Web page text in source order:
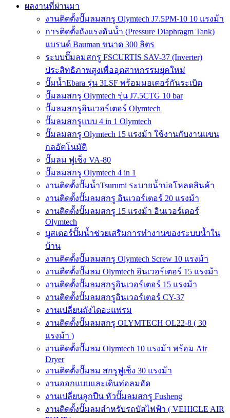
ผลงานที่ผ่านมา
งานติดตั้งปั๊มลมสกรู Olymtech J7.5PM-10 10 แรงม้า
การติดตั้งถังแรงดันน้ำ (Pressure Diaphragm Tank)
แบรนด์ Bauman ขนาด 300 ลิตร
ระบบปั๊มลมสกรู FSCURTIS SAV-37 (Inverter)
ประสิทธิภาพสูงเพื่ออุตสาหกรรมยุคใหม่
ปั๊มน้ำEbara รุ่น 3LSF พร้อมมอเตอร์กันระเบิด
ปั๊มลมสกรู Olymtech รุ่น J7.5CTG 10 bar
ปั๊มลมสกรูอินเวอร์เตอร์ Olymtech
ปั๊มลมสกรูแบบ 4 in 1 Olymtech
ปั๊มลมสกรู Olymtech 15 แรงม้า ใช้งานกับงานแขน
กลอัตโนมัติ
ปั๊มลม ฟูเช็ง VA-80
ปั๊มลมสกรู Olymtech 4 in 1
งานติดตั้งปั๊มน้ำTsurumi ระบายน้ำบ่อโหลดสินค้า
งานติดตั้งปั๊มลมสกรู อินเวอร์เตอร์ 20 แรงม้า
งานติดตั้งปั๊มลมสกรู 15 แรงม้า อินเวอร์เตอร์
Olymtech
บูสเตอร์ปั๊มน้ำช่วยเสริมการทำงานของระบบน้ำใน
บ้าน
งานติดตั้งปั๊มลมสกรู Olymtech Screw 10 แรงม้า
งานตืดตั้งปั๊มลม Olymtech อินเวอร์เตอร์ 15 แรงม้า
งานติดตั้งปั๊มลมสกรูอินเวอร์เตอร์ 15 แรงม้า
งานติดตั้งปั๊มลมสกรูอินเวอร์เตอร์ CY-37
งานเปลี่ยนถังไดอะแฟรม
งานติดตั้งปั๊มลมสกรู OLYMTECH OL22-8 ( 30
แรงม้า )
งานติดตั้งปั๊มลม Olymtech 10 แรงม้า พร้อม Air
Dryer
งานติดตั้งปั๊มลม สกรูฟูเช็ง 30 แรงม้า
งานออกแบบและเดินท่อลมอัด
งานเปลี่ยนลูกปืน หัวปั๊มลมสกรู Fusheng
งานติดตั้งปั๊มลมสำหรับรถบัสไฟฟ้า ( VEHICLE AIR